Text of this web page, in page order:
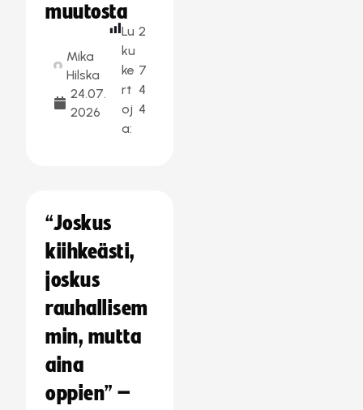
muutosta
Mika
Hilska
24.07.
2026
Lu
ku
ke
rt
oj
a:
2
7
4
4
“Joskus
kiihkeästi,
joskus
rauhallisem
min, mutta
aina
oppien” –